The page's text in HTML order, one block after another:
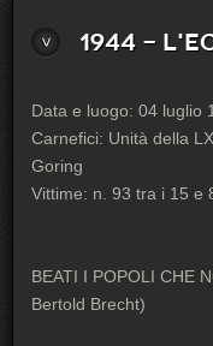
1944 -
Data e luogo: 04 luglio
Carnefici: Unità della
Goring
Vittime: n. 93 tra i 15 e
BEATI I POPOLI CHE
Bertold Brecht)